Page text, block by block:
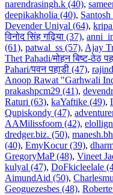
narendrasingh.k (40),
deepikakholia (40),
Devender Uniyal (64),
विनोद सिंह गढ़िया (37),
(61), patwal_ss (57), Ajay
Thet Pahadi/मोहन बिष्ट-ठेठ
Pahari/पवन पहाडी (47),
Anoop Rawat "Garhwali
prakashpcm29 (41),
Raturi (63), kaYaftike (49),
Qupiskondy (47),
AAMilissfoom (42),
dredger.biz. (50),
(40), EmyKocur (39),
GregoryMaP (48), Vineet
kulyal (47), DoFkicleelale
AimundAid (50),
Geoguezesbes (48),